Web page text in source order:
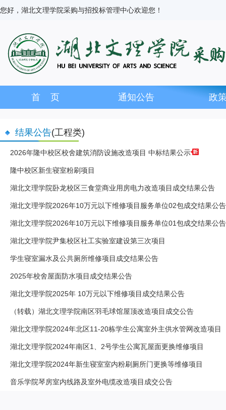
您好，湖北文理学院采购与招投标管理中心欢迎您！
首 页 通知公告 政
结果公告(工程类)
2026年隆中校区校舍建筑消防设施改造项目 中标结果公示
隆中校区新生寝室粉刷项目
湖北文理学院卧龙校区三食堂商业用房电力改造项目成交结果公告
湖北文理学院2026年10万元以下维修项目服务单位02包成交结果公告
湖北文理学院2026年10万元以下维修项目服务单位01包成交结果公告
湖北文理学院尹集校区社工实验室建设第三次项目
学生寝室漏水及公共厕所维修项目成交结果公告
2025年校舍屋面防水项目成交结果公告
湖北文理学院2025年 10万元以下维修项目成交结果公告
（转载）湖北文理学院南区羽毛球馆屋顶改造项目成交公告
湖北文理学院2024年北区11-20栋学生公寓室外主供水管网改造项目
湖北文理学院2024年南区1、2号学生公寓瓦屋面更换维修项目
湖北文理学院2024年新生寝室室内粉刷厕所门更换等维修项目
音乐学院琴房室内线路及室外电缆改造项目成交公告